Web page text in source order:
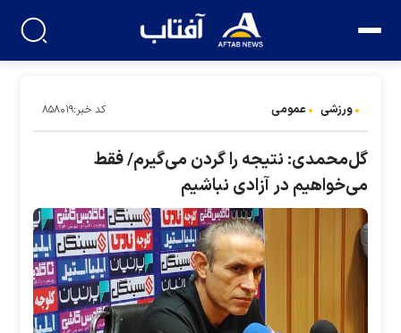
ورزشی عمومی کد خبر:۸۵۸۰۱۹
گل‌محمدی: نتیجه را گردن می‌گیرم/ فقط
می‌خواهیم در آزادی نباشیم